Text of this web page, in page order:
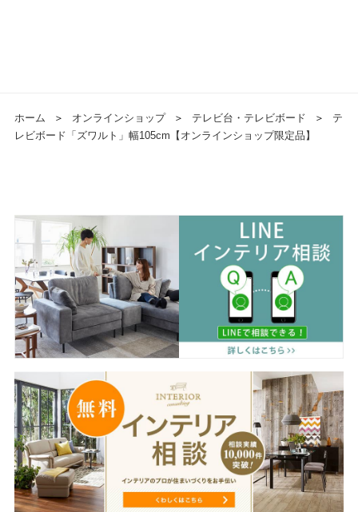
ホーム ＞ オンラインショップ ＞ テレビ台・テレビボード ＞
テ
レビボード「ズワルト」幅105cm【オンラインショップ限定品】